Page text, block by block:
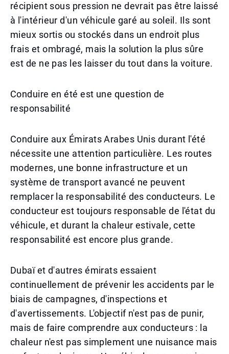
récipient sous pression ne devrait pas être laissé
à l'intérieur d'un véhicule garé au soleil. Ils sont
mieux sortis ou stockés dans un endroit plus
frais et ombragé, mais la solution la plus sûre
est de ne pas les laisser du tout dans la voiture.
Conduire en été est une question de
responsabilité
Conduire aux Émirats Arabes Unis durant l'été
nécessite une attention particulière. Les routes
modernes, une bonne infrastructure et un
système de transport avancé ne peuvent
remplacer la responsabilité des conducteurs. Le
conducteur est toujours responsable de l'état du
véhicule, et durant la chaleur estivale, cette
responsabilité est encore plus grande.
Dubaï et d'autres émirats essaient
continuellement de prévenir les accidents par le
biais de campagnes, d'inspections et
d'avertissements. L'objectif n'est pas de punir,
mais de faire comprendre aux conducteurs : la
chaleur n'est pas simplement une nuisance mais